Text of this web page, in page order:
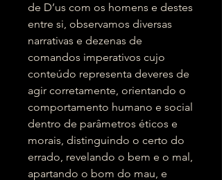
de D’us com os homens e destes
entre si, observamos diversas
narrativas e dezenas de
comandos imperativos cujo
conteúdo representa deveres de
agir corretamente, orientando o
comportamento humano e social
dentro de parâmetros éticos e
morais, distinguindo o certo do
errado, revelando o bem e o mal,
apartando o bom do mau, e